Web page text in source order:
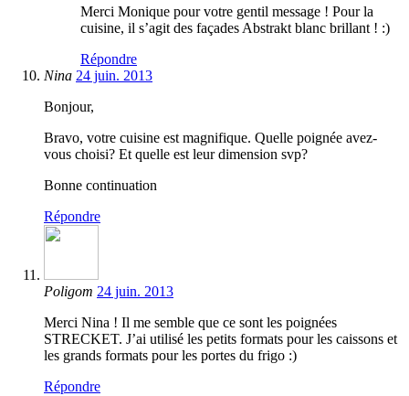
Merci Monique pour votre gentil message ! Pour la
cuisine, il s’agit des façades Abstrakt blanc brillant ! :)
Répondre
Nina 24 juin. 2013
Bonjour,
Bravo, votre cuisine est magnifique. Quelle poignée avez-
vous choisi? Et quelle est leur dimension svp?
Bonne continuation
Répondre
Poligom 24 juin. 2013
Merci Nina ! Il me semble que ce sont les poignées
STRECKET. J’ai utilisé les petits formats pour les caissons et
les grands formats pour les portes du frigo :)
Répondre